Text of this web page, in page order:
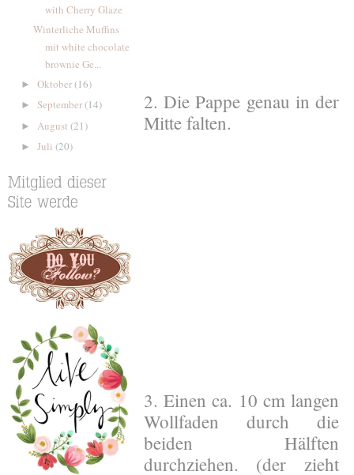
with Cherry Glaze
Winterliche Muffins
mit white chocolate
brownie Ge...
► Oktober(16)
► September(14)
► August (21)
► Juli (20)
2. Die Pappe genau in der
Mitte falten.
3. Einen ca. 10 cm langen
Wollfaden durch die
beiden Hälften
durchziehen. (der zieht